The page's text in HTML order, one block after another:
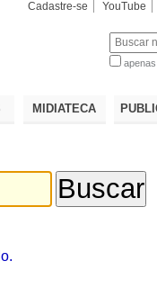
Cadastre-se YouTube
MIDIATECA